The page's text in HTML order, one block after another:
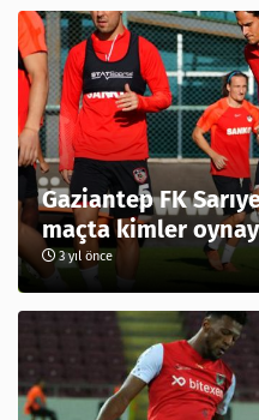
Gaziantep FK
maçta kimler
3 yıl önce